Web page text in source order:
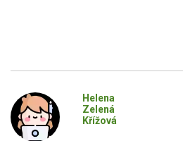
Helena
Zelená
Křížová